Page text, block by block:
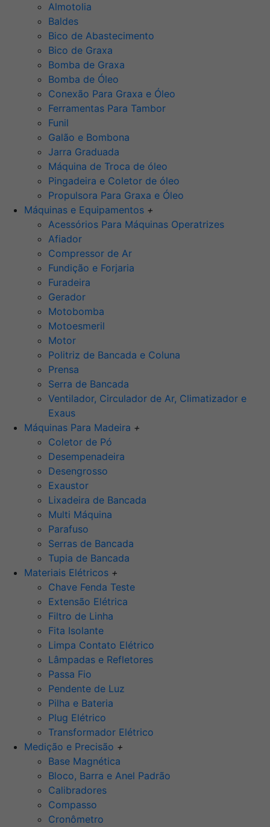
Almotolia
Baldes
Bico de Abastecimento
Bico de Graxa
Bomba de Graxa
Bomba de Óleo
Conexão Para Graxa e Óleo
Ferramentas Para Tambor
Funil
Galão e Bombona
Jarra Graduada
Máquina de Troca de óleo
Pingadeira e Coletor de óleo
Propulsora Para Graxa e Óleo
Máquinas e Equipamentos +
Acessórios Para Máquinas Operatrizes
Afiador
Compressor de Ar
Fundição e Forjaria
Furadeira
Gerador
Motobomba
Motoesmeril
Motor
Politriz de Bancada e Coluna
Prensa
Serra de Bancada
Ventilador, Circulador de Ar, Climatizador e
Exaus
Máquinas Para Madeira +
Coletor de Pó
Desempenadeira
Desengrosso
Exaustor
Lixadeira de Bancada
Multi Máquina
Parafuso
Serras de Bancada
Tupia de Bancada
Materiais Elétricos +
Chave Fenda Teste
Extensão Elétrica
Filtro de Linha
Fita Isolante
Limpa Contato Elétrico
Lâmpadas e Refletores
Passa Fio
Pendente de Luz
Pilha e Bateria
Plug Elétrico
Transformador Elétrico
Medição e Precisão +
Base Magnética
Bloco, Barra e Anel Padrão
Calibradores
Compasso
Cronômetro